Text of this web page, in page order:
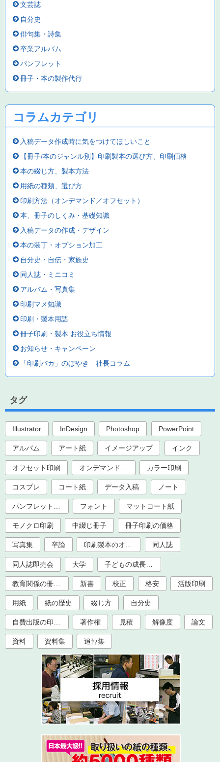
文芸誌
自分史
俳句集・詩集
卒業アルバム
パンフレット
冊子・本の製作代行
コラムカテゴリ
入稿データ作成時に気をつけてほしいこと
【冊子/本のジャンル別】印刷製本の選び方、印刷価格
本の綴じ方、製本方法
用紙の種類、選び方
印刷方法（オンデマンド／オフセット）
本、冊子のしくみ・基礎知識
入稿データの作成・デザイン
本の装丁・オプション加工
自分史・自伝・家族史
同人誌・ミニコミ
アルバム・写真集
印刷マメ知識
印刷・製本用語
冊子印刷・製本 お役立ち情報
お知らせ・キャンペーン
「印刷バカ」のぼやき 社長コラム
タグ
Illustrator InDesign Photoshop PowerPoint
アルバム アート紙 イメージアップ インク
オフセット印刷 カラー印刷
コスプレ コート紙 データ入稿 ノート
フォント マットコート紙
モノクロ印刷 中綴じ冊子 冊子印刷の価格
写真集 卒論 印刷製本のオプション加工 同人誌
同人誌即売会 大学
新書 校正 格安 活版印刷
用紙 紙の歴史 綴じ方 自分史
著作権 見積 解像度 論文
資料 資料集 追悼集